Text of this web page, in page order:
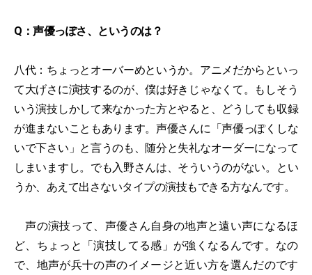
Q：声優っぽさ、というのは？
八代：ちょっとオーバーめというか。アニメだからといっ
て大げさに演技するのが、僕は好きじゃなくて。もしそう
いう演技しかして来なかった方とやると、どうしても収録
が進まないこともあります。声優さんに「声優っぽくしな
いで下さい」と言うのも、随分と失礼なオーダーになって
しまいますし。でも入野さんは、そういうのがない。とい
うか、あえて出さないタイプの演技もできる方なんです。
声の演技って、声優さん自身の地声と遠い声になるほ
ど、ちょっと「演技してる感」が強くなるんです。なの
で、地声が兵十の声のイメージと近い方を選んだのです